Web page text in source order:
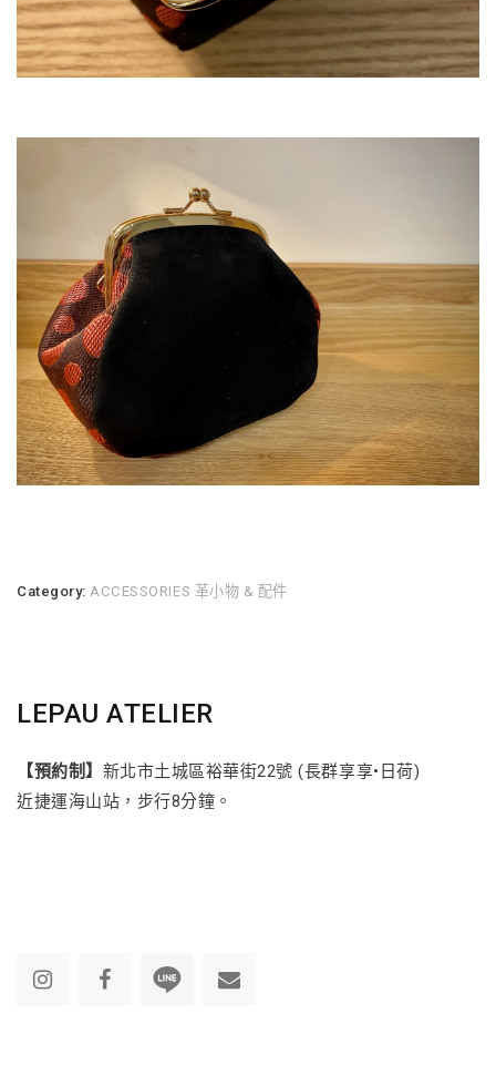
Category: ACCESSORIES 革小物 & 配件
LEPAU ATELIER
【預約制】 新北市土城區裕華街22號 (長群享享•日荷)
近捷運海山站，步行8分鐘。